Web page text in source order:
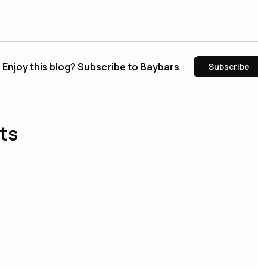
Enjoy this blog? Subscribe to Baybars Subscribe